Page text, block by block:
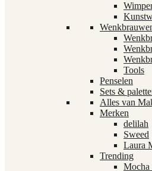
Tools
Penselen
Sets &
Alles van
Merken
delilah
Sweed
Laura
Trending
Mocha